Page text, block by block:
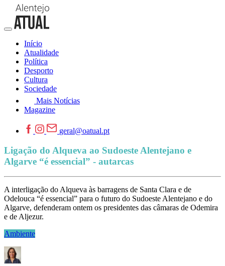
Início
Atualidade
Política
Desporto
Cultura
Sociedade
Mais Notícias
Magazine
geral@oatual.pt
Ligação do Alqueva ao Sudoeste Alentejano e
Algarve “é essencial” - autarcas
A interligação do Alqueva às barragens de Santa Clara e de
Odelouca “é essencial” para o futuro do Sudoeste Alentejano e do
Algarve, defenderam ontem os presidentes das câmaras de Odemira
e de Aljezur.
Ambiente